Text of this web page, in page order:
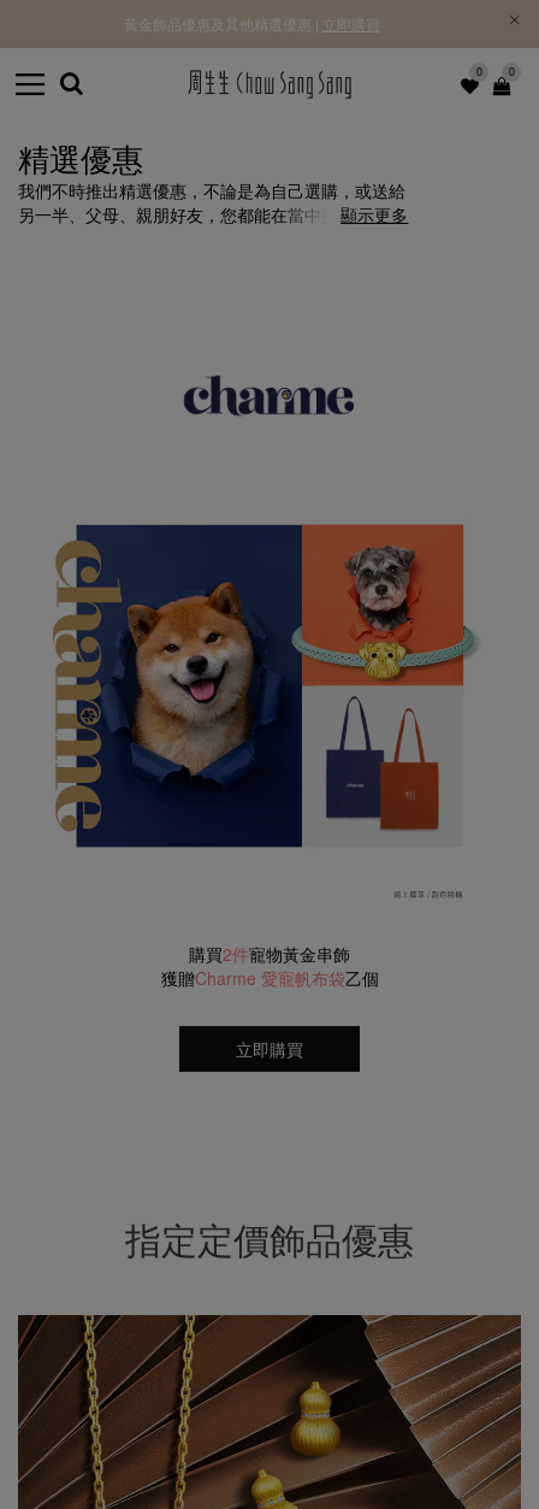
0 0
黃金飾品優惠及其他精選優惠 | 立即購買
精選優惠
我們不時推出精選優惠，不論是為自己選購，或送給
另一半、父母、親朋好友，您都能在當中找到合適的
顯示更多
購買2件寵物黃金串飾
獲贈Charme 愛寵帆布袋乙個
立即購買
指定定價飾品優惠